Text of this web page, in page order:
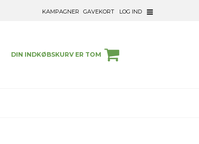
KAMPAGNER GAVEKORT LOG IND
DIN INDKØBSKURV ER TOM